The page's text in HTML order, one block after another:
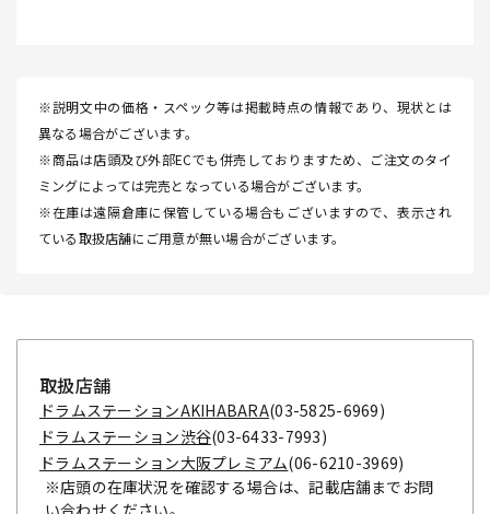
※説明文中の価格・スペック等は掲載時点の情報であり、現状とは
異なる場合がございます。
※商品は店頭及び外部ECでも併売しておりますため、ご注文のタイ
ミングによっては完売となっている場合がございます。
※在庫は遠隔倉庫に保管している場合もございますので、表示され
ている取扱店舗にご用意が無い場合がございます。
取扱店舗
ドラムステーションAKIHABARA(03-5825-6969)
ドラムステーション渋谷(03-6433-7993)
ドラムステーション大阪プレミアム(06-6210-3969)
※店頭の在庫状況を確認する場合は、記載店舗までお問
い合わせください。